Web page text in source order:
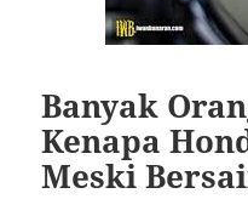
Banyak
Kenapa
Meski